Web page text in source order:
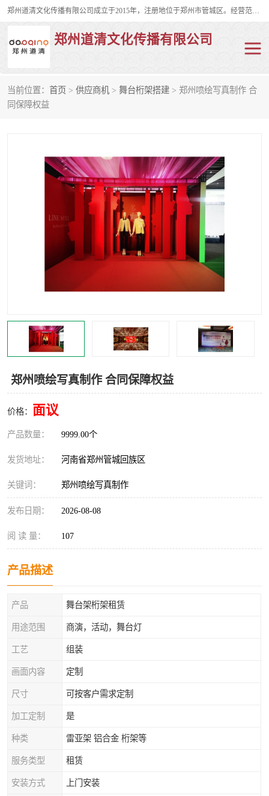
郑州道清文化传播有限公司成立于2015年，注册地位于郑州市管城区。经营范围包括会议及展览服务、庆典礼仪策划、企业形象策划、企业管理咨询、计算机图文设计、制作等。主要产品服务有：舞台桁架搭建，背景板搭建，灯光音响，雷亚舞台搭建、龙门架搭建、会议桌椅租赁、灯光音响租赁、空飘出租、气柱拱门租赁、喷绘写真制作、kt板制作。
郑州道清文化传播有限公司
当前位置： 首页 > 供应商机 > 舞台桁架搭建 > 郑州喷绘写真制作 合
同保障权益
郑州喷绘写真制作 合同保障权益
价格： 面议
产品数量： 9999.00个
发货地址： 河南省郑州管城回族区
关键词： 郑州喷绘写真制作
发布日期： 2026-08-08
阅 读 量： 107
产品描述
产品 舞台架桁架租赁
用途范围 商演，活动，舞台灯
工艺 组装
画面内容 定制
尺寸 可按客户需求定制
加工定制 是
种类 雷亚架 铝合金 桁架等
服务类型 租赁
安装方式 上门安装
舞台桁架搭建
活动策划 truss架出租
场地布置
背景板搭建 雷亚舞台搭建
会议桌椅租赁